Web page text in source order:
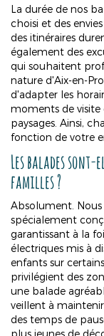
La durée de nos
choisi et des
des itinéraires
également des
qui souhaitent
nature d'Aix-en-
d'adapter les
moments de visite
paysages. Ainsi,
fonction de votre
Les balades
familles ?
Absolument.
spécialement
garantissant à la
électriques mis à
enfants sur
privilégient des
une balade
veillent à
des temps de
plus jeunes de